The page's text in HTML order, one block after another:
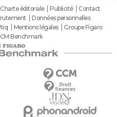
Charte éditoriale Publicité
Contact
Données personnelles
Mentions légales
Groupe Figaro
Benchmark